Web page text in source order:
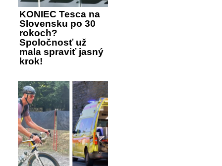
KONIEC Tesca na
Slovensku po 30
rokoch?
Spoločnosť už
mala spraviť jasný
krok!